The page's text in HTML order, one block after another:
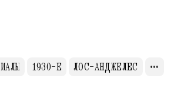
1930-Е
ЛОС-АНДЖЕЛЕС